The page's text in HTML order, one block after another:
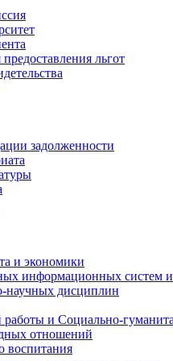
льгот
задолженности
и экономики
информационных систем и
научных дисциплин
и Социально-
отношений
воспитания